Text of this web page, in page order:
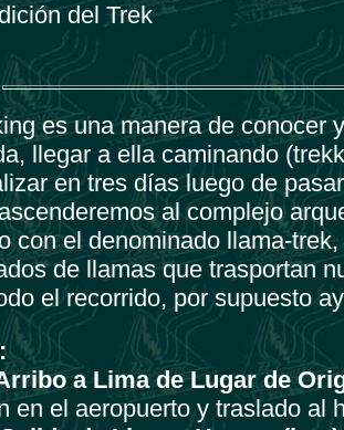
del Trek
es una manera de conocer
llegar a ella caminando
en tres días luego de
al complejo
con el denominado llama-
de llamas que trasportan
el recorrido, por supuesto
a Lima de Lugar de
en el aeropuerto y traslado al